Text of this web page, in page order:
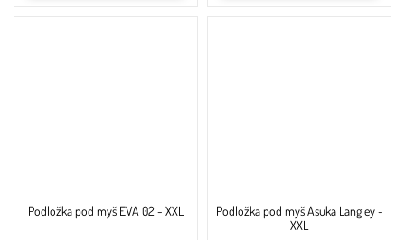
Podložka pod myš EVA 02 - XXL
Podložka pod myš Asuka Langley -
XXL